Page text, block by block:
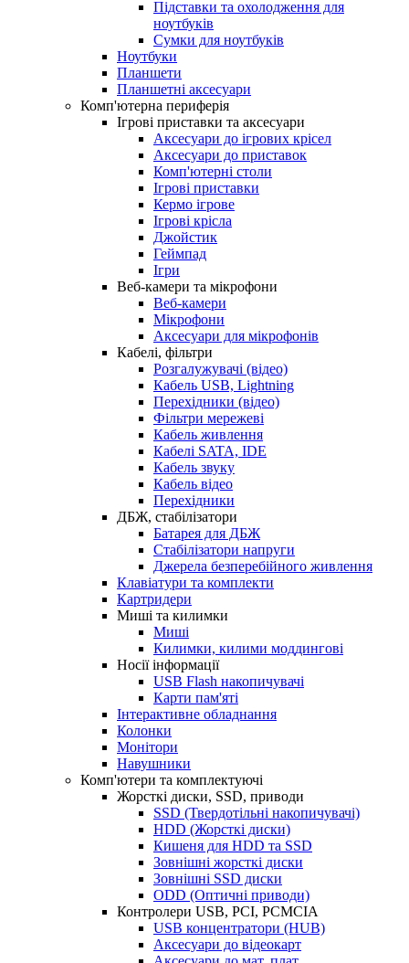
Підставки та охолодження для
ноутбуків
Сумки для ноутбуків
Ноутбуки
Планшети
Планшетні аксесуари
Комп'ютерна периферія
Ігрові приставки та аксесуари
Аксесуари до ігрових крісел
Аксесуари до приставок
Комп'ютерні столи
Ігрові приставки
Кермо ігрове
Ігрові крісла
Джойстик
Геймпад
Ігри
Веб-камери та мікрофони
Веб-камери
Мікрофони
Аксесуари для мікрофонів
Кабелі, фільтри
Розгалужувачі (відео)
Кабель USB, Lightning
Перехідники (відео)
Фільтри мережеві
Кабель живлення
Кабелі SATA, IDE
Кабель звуку
Кабель відео
Перехідники
ДБЖ, стабілізатори
Батарея для ДБЖ
Стабілізатори напруги
Джерела безперебійного живлення
Клавіатури та комплекти
Картридери
Миші та килимки
Миші
Килимки, килими моддингові
Носії інформації
USB Flash накопичувачі
Карти пам'яті
Інтерактивне обладнання
Колонки
Монітори
Навушники
Комп'ютери та комплектуючі
Жорсткі диски, SSD, приводи
SSD (Твердотільні накопичувачі)
HDD (Жорсткі диски)
Кишеня для HDD та SSD
Зовнішні жорсткі диски
Зовнішні SSD диски
ОDD (Оптичні приводи)
Контролери USB, PCI, PCMCIA
USB концентратори (HUB)
Аксесуари до відеокарт